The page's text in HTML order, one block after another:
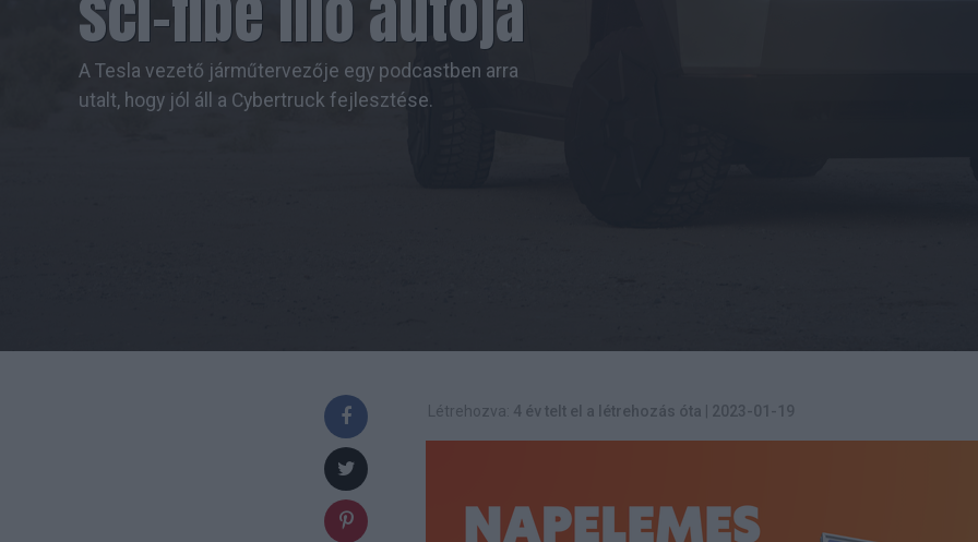
A Tesla vezető járműtervezője egy podcastben arra
utalt, hogy jól áll a Cybertruck fejlesztése.
Létrehozva: 4 év telt el a létrehozás óta 2023-01-19